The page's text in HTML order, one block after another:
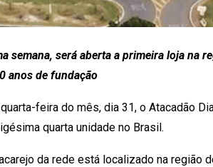
semana, será aberta a primeira loja na
anos de fundação
feira do mês, dia 31, o Atacadão
quarta unidade no Brasil.
da rede está localizado na região